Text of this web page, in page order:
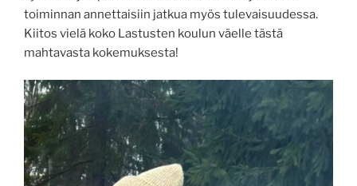
toiminnan annettaisiin jatkua myös tulevaisuudessa.
Kiitos vielä koko Lastusten koulun väelle tästä
mahtavasta kokemuksesta!